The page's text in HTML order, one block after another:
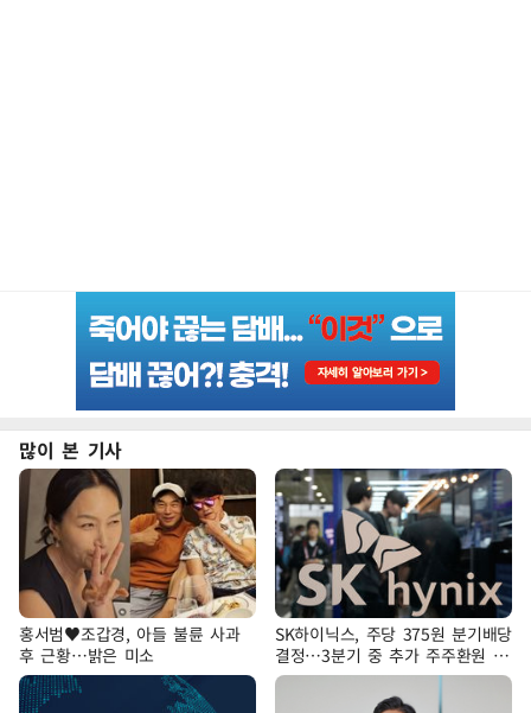
많이 본 기사
홍서범♥조갑경, 아들 불륜 사과
후 근황…밝은 미소
SK하이닉스, 주당 375원 분기배당
결정…3분기 중 추가 주주환원 발
표